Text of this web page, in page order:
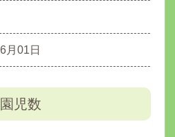
月01日
園児数